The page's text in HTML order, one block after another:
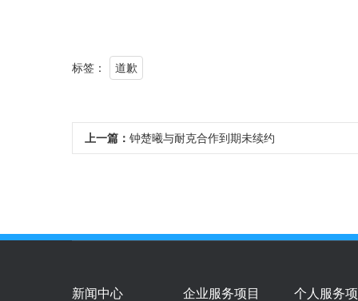
标签： 道歉
上一篇： 钟楚曦与耐克合作到期未续约
新闻中心 企业服务项目 个人服务